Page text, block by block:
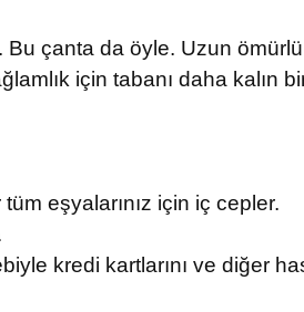
Bu çanta da öyle. Uzun
için tabanı daha
eşyalarınız için iç cepler.
kredi kartlarını ve diğer